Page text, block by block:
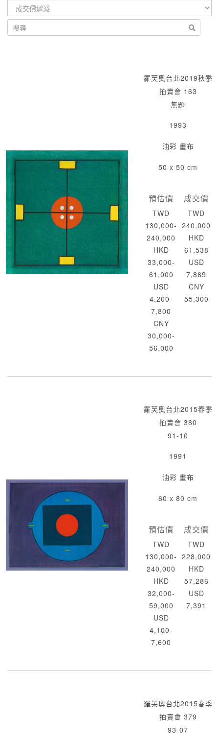
羅芙奧台北2019秋季
拍賣會 163
無題
1993
油彩 畫布
50 x 50 cm
預估價
TWD
130,000-
240,000
HKD
33,000-
61,000
USD
4,200-
7,800
CNY
30,000-
56,000
成交價
TWD
240,000
HKD
61,538
USD
7,869
CNY
55,300
羅芙奧台北2015春季
拍賣會 380
91-10
1991
油彩 畫布
60 x 80 cm
預估價
TWD
130,000-
240,000
HKD
32,000-
59,000
USD
4,100-
7,600
成交價
TWD
228,000
HKD
57,286
USD
7,391
羅芙奧台北2015春季
拍賣會 379
93-07